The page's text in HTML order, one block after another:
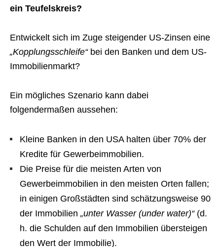
ein Teufelskreis?
Entwickelt sich im Zuge steigender US-Zinsen eine
„Kopplungsschleife“bei den Banken und dem US-
Immobilienmarkt?
Ein mögliches Szenario kann dabei
folgendermaßen aussehen:
Kleine Banken in den USA halten über 70% der
Kredite für Gewerbeimmobilien.
Die Preise für die meisten Arten von
Gewerbeimmobilien in den meisten Orten fallen;
in einigen Großstädten sind schätzungsweise 90
der Immobilien „unter Wasser (under water)“(d.
h. die Schulden auf den Immobilien übersteigen
den Wert der Immobilie).